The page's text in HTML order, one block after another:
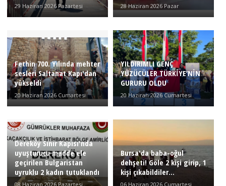
29 Haziran 2026 Pazartesi 28 Haziran 2026 Pazar
Fethin 700. Yılında mehter
sesleri Saltanat Kapı'dan
yükseldi
20 Haziran 2026 Cumartesi
YILDIRIMLI GENÇ
YÜZÜCÜLER TÜRKİYE’NİN
GURURU OLDU
20 Haziran 2026 Cumartesi
Dereköy Sınır Kapısı'nda
uyuşturucu madde ele
geçirilen Bulgaristan
uyruklu 2 kadın tutuklandı
08 Haziran 2026 Pazartesi
Bursa'da baba-oğul
dehşeti! Göle 2 kişi girip, 1
kişi çıkabildiler...
06 Haziran 2026 Cumartesi